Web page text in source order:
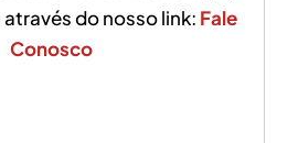
através do nosso link: Fale
Conosco